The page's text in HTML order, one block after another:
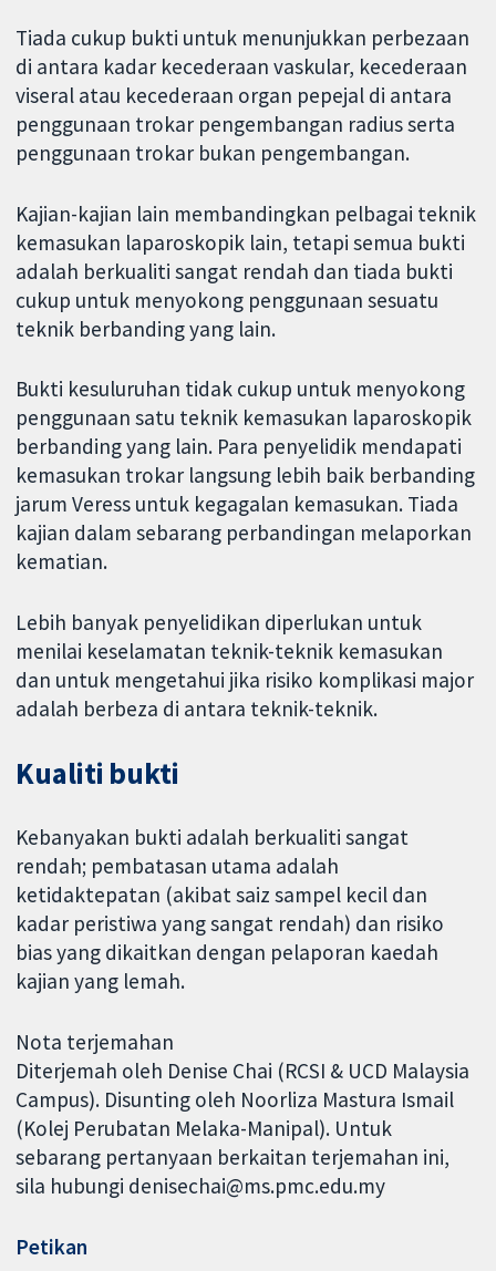
Tiada cukup bukti untuk menunjukkan perbezaan
di antara kadar kecederaan vaskular, kecederaan
viseral atau kecederaan organ pepejal di antara
penggunaan trokar pengembangan radius serta
penggunaan trokar bukan pengembangan.
Kajian-kajian lain membandingkan pelbagai teknik
kemasukan laparoskopik lain, tetapi semua bukti
adalah berkualiti sangat rendah dan tiada bukti
cukup untuk menyokong penggunaan sesuatu
teknik berbanding yang lain.
Bukti kesuluruhan tidak cukup untuk menyokong
penggunaan satu teknik kemasukan laparoskopik
berbanding yang lain. Para penyelidik mendapati
kemasukan trokar langsung lebih baik berbanding
jarum Veress untuk kegagalan kemasukan. Tiada
kajian dalam sebarang perbandingan melaporkan
kematian.
Lebih banyak penyelidikan diperlukan untuk
menilai keselamatan teknik-teknik kemasukan
dan untuk mengetahui jika risiko komplikasi major
adalah berbeza di antara teknik-teknik.
Kualiti bukti
Kebanyakan bukti adalah berkualiti sangat
rendah; pembatasan utama adalah
ketidaktepatan (akibat saiz sampel kecil dan
kadar peristiwa yang sangat rendah) dan risiko
bias yang dikaitkan dengan pelaporan kaedah
kajian yang lemah.
Nota terjemahan
Diterjemah oleh Denise Chai (RCSI & UCD Malaysia
Campus). Disunting oleh Noorliza Mastura Ismail
(Kolej Perubatan Melaka-Manipal). Untuk
sebarang pertanyaan berkaitan terjemahan ini,
sila hubungi denisechai@ms.pmc.edu.my
Petikan